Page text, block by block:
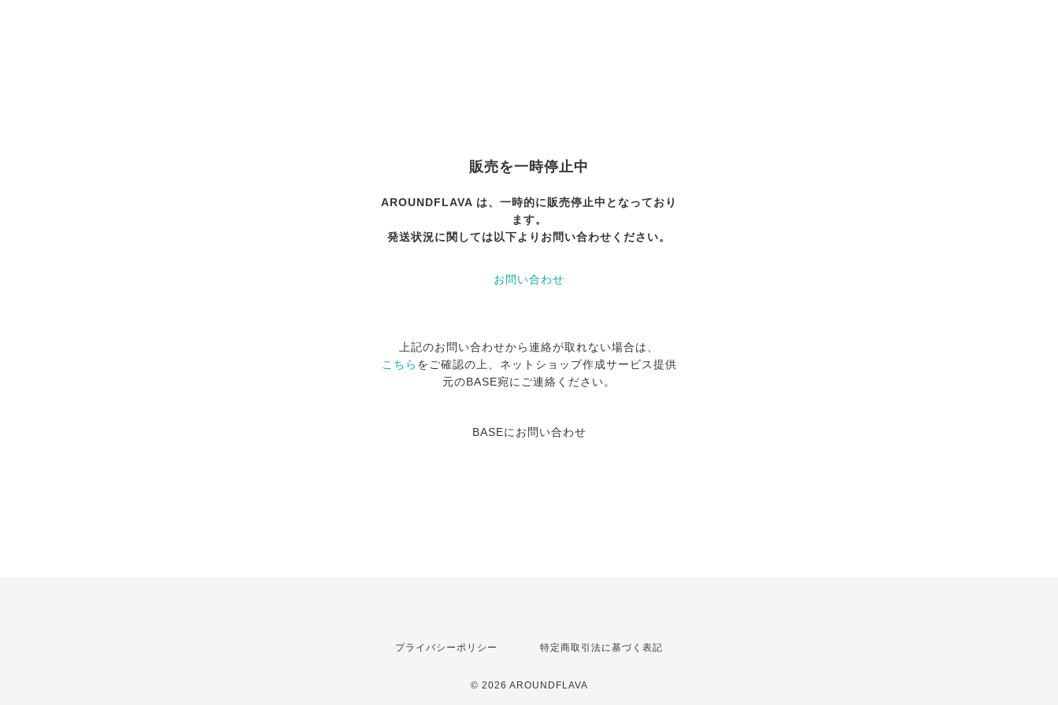
販売を一時停止中
AROUNDFLAVA は、一時的に販売停止中となっており
ます。
発送状況に関しては以下よりお問い合わせください。
お問い合わせ
上記のお問い合わせから連絡が取れない場合は、
こちら をご確認の上、ネットショップ作成サービス提供
元のBASE宛にご連絡ください。
BASEにお問い合わせ
プライバシーポリシー 特定商取引法に基づく表記
© 2026 AROUNDFLAVA